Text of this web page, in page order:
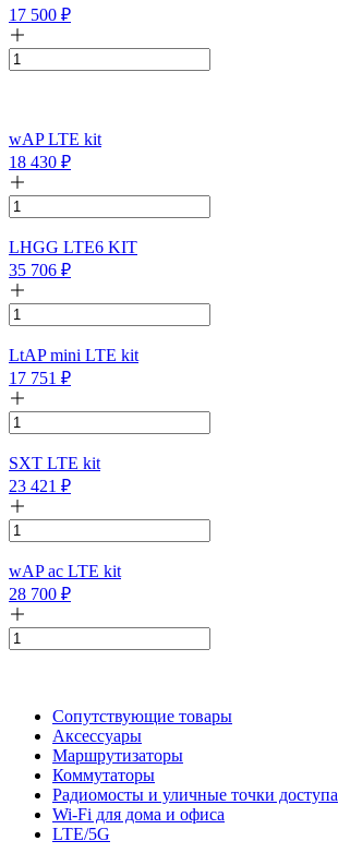
17 500 ₽
wAP LTE kit
18 430 ₽
LHGG LTE6 KIT
35 706 ₽
LtAP mini LTE kit
17 751 ₽
SXT LTE kit
23 421 ₽
wAP ac LTE kit
28 700 ₽
Сопутствующие товары
Аксессуары
Маршрутизаторы
Коммутаторы
Радиомосты и уличные точки доступа
Wi-Fi для дома и офиса
LTE/5G